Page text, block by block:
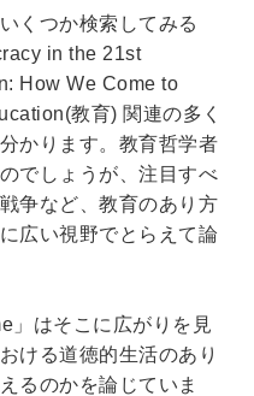
運輸・船舶・通信
くつか検索してみる
in the 21st
How We Come to
教育) 関連の多く
かります。教育哲学者
でしょうが、注目すべ
争など、教育のあり方
広い視野でとらえて論
」はそこに広がりを見
ける道徳的生活のあり
るのかを論じていま